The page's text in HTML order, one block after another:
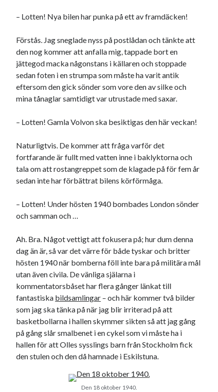
Etiketter
#blogg100 allmänbildning barn
barnen basket bil corona
historia jobb
Julkalenderfacit Julkalendern
kåseri lifvet Lund mat
nostalgi
reklam resa sekrutt skola
sommar språk språkpolis
Stockholm svenska
USA
Dessa har något gemensamt
Fantastiskt välformulerad moderecensent
Onödiga citattecken
– Lotten! Nya bilen har punka på ett av framdäcken!
Förstås. Jag sneglade nyss på postlådan och tänkte att
den nog kommer att anfalla mig, tappade bort en
jättegod macka någonstans i källaren och stoppade
sedan foten i en strumpa som måste ha varit antik
eftersom den gick sönder som vore den av silke och
mina tånaglar samtidigt var utrustade med saxar.
– Lotten! Gamla Volvon ska besiktigas den här veckan!
Naturligtvis. De kommer att fråga varför det
fortfarande är fullt med vatten inne i baklyktorna och
tala om att rostangreppet som de klagade på för fem år
sedan inte har förbättrat bilens körförmåga.
– Lotten! Under hösten 1940 bombades London sönder
och samman och …
Ah. Bra. Något vettigt att fokusera på; hur dum denna
dag än är, så var det värre för både tyskar och britter
hösten 1940 när bomberna föll inte bara på militära mål
utan även civila. De vänliga själarna i
kommentatorsbåset har flera gånger länkat till
fantastiska bildsamlingar – och här kommer två bilder
som jag ska tänka på när jag blir irriterad på att
basketbollarna i hallen skymmer sikten så att jag gång
på gång slår smalbenet i en cykel som vi måste ha i
hallen för att Olles sysslings barn från Stockholm fick
den stulen och den då hamnade i Eskilstuna.
Den 18 oktober 1940.